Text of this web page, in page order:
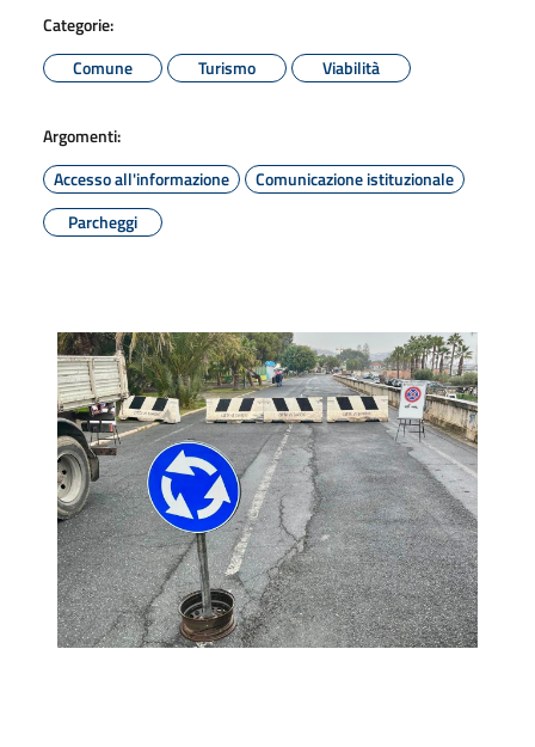
Categorie:
Comune
Turismo Viabilità
Argomenti:
Accesso all'informazione
Comunicazione istituzionale
Parcheggi